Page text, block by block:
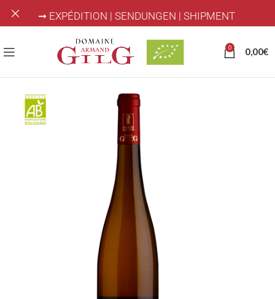
0 0,00€
➞ EXPÉDITION | SENDUNGEN | SHIPMENT